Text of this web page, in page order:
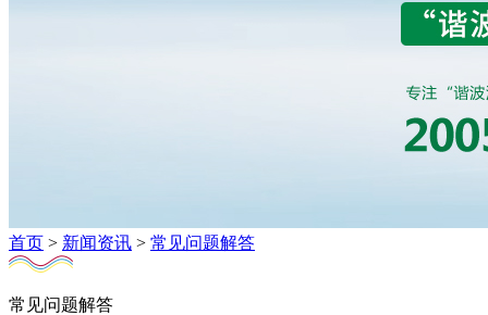
首页 > 新闻资讯 > 常见问题解答
常见问题解答